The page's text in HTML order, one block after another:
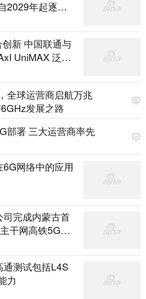
2029年起逐步
新 中国联通与
UniMAX 泛在
全球运营商启航万兆
发展之路
部署 三大运营商率先
网络中的应用
完成内蒙古首
干网高铁5G网
测试包括L4S
力